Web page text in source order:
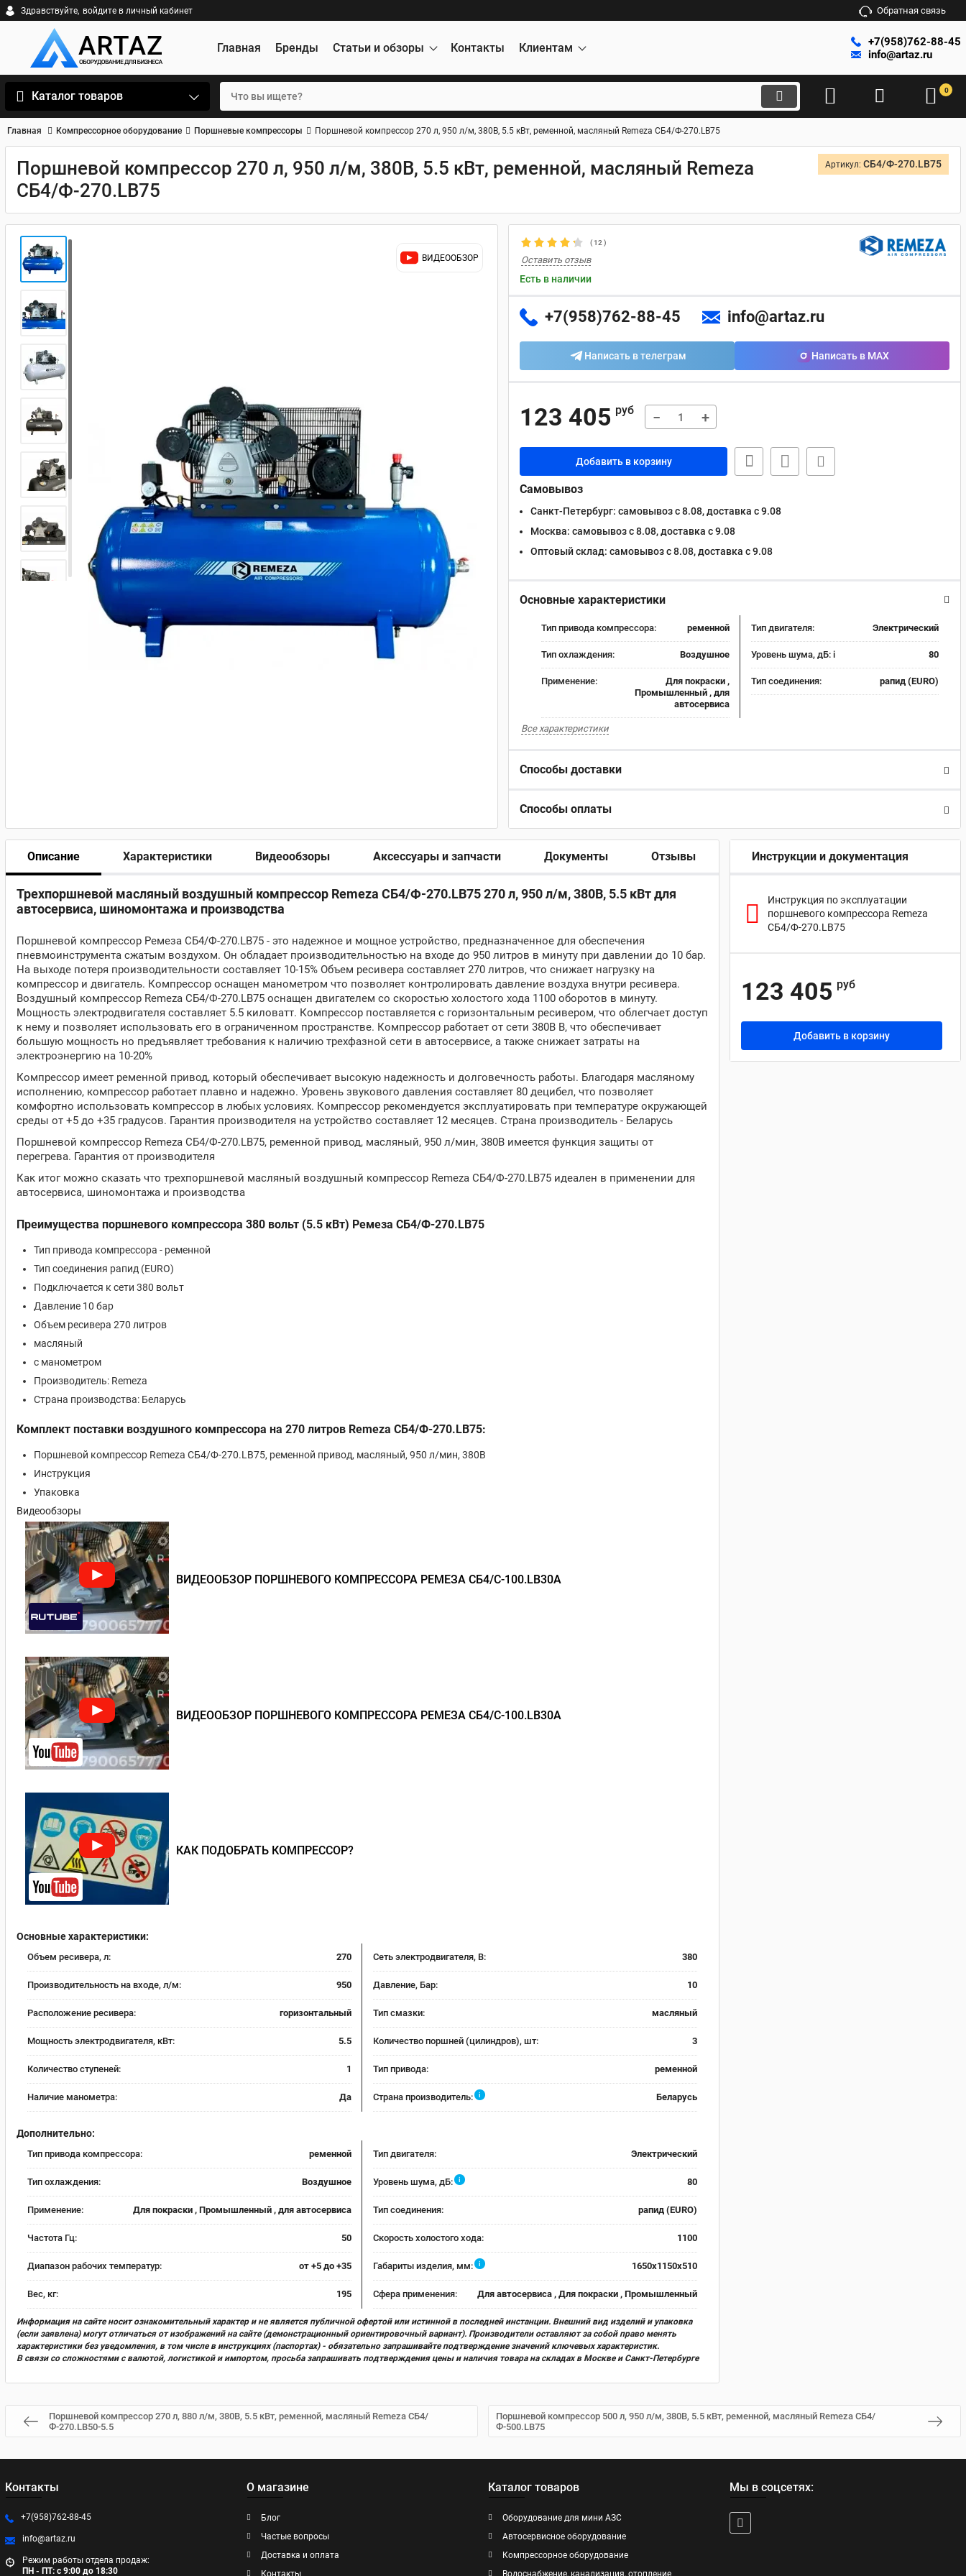
Здравствуйте, войдите в личный кабинет Обратная связь
Главная Бренды Статьи и обзоры Контакты Клиентам
+7(958)762-88-45
info@artaz.ru
Каталог товаров 0
Главная Компрессорное оборудование Поршневые компрессоры Поршневой компрессор 270 л, 950 л/м, 380В, 5.5 кВт, ременной, масляный Remeza СБ4/Ф-270.LB75
Поршневой компрессор 270 л, 950 л/м, 380В, 5.5 кВт, ременной, масляный Remeza
СБ4/Ф-270.LB75
Артикул: СБ4/Ф-270.LB75
ВИДЕООБЗОР
(12 )
Оставить отзыв
Есть в наличии
+7(958)762-88-45 info@artaz.ru
Написать в телеграм Написать в MAX
123 405 руб − +
Добавить в корзину
Самовывоз
Санкт-Петербург: самовывоз с 8.08, доставка c 9.08
Москва: самовывоз с 8.08, доставка c 9.08
Оптовый склад: самовывоз с 8.08, доставка c 9.08
Основные характеристики
Тип привода компрессора: ременной Тип двигателя: Электрический
Тип охлаждения: Воздушное Уровень шума, дБ: i 80
Применение:
Для покраски ,
Промышленный , для
автосервиса
Тип соединения: рапид (EURO)
Все характеристики
Способы доставки
Способы оплаты
Описание Характеристики Видеообзоры Аксессуары и запчасти Документы Отзывы
Трехпоршневой масляный воздушный компрессор Remeza СБ4/Ф-270.LB75 270 л, 950 л/м, 380В, 5.5 кВт для
автосервиса, шиномонтажа и производства
Поршневой компрессор Ремеза СБ4/Ф-270.LB75 - это надежное и мощное устройство, предназначенное для обеспечения
пневмоинструмента сжатым воздухом. Он обладает производительностью на входе до 950 литров в минуту при давлении до 10 бар.
На выходе потеря производительности составляет 10-15% Объем ресивера составляет 270 литров, что снижает нагрузку на
компрессор и двигатель. Компрессор оснащен манометром что позволяет контролировать давление воздуха внутри ресивера.
Воздушный компрессор Remeza СБ4/Ф-270.LB75 оснащен двигателем со скоростью холостого хода 1100 оборотов в минуту.
Мощность электродвигателя составляет 5.5 киловатт. Компрессор поставляется c горизонтальным ресивером, что облегчает доступ
к нему и позволяет использовать его в ограниченном пространстве. Компрессор работает от сети 380В В, что обеспечивает
большую мощность но предъявляет требования к наличию трехфазной сети в автосервисе, а также снижает затраты на
электроэнергию на 10-20%
Компрессор имеет ременной привод, который обеспечивает высокую надежность и долговечность работы. Благодаря масляному
исполнению, компрессор работает плавно и надежно. Уровень звукового давления составляет 80 децибел, что позволяет
комфортно использовать компрессор в любых условиях. Компрессор рекомендуется эксплуатировать при температуре окружающей
среды от +5 до +35 градусов. Гарантия производителя на устройство составляет 12 месяцев. Страна производитель - Беларусь
Поршневой компрессор Remeza СБ4/Ф-270.LB75, ременной привод, масляный, 950 л/мин, 380В имеется функция защиты от
перегрева. Гарантия от производителя
Как итог можно сказать что трехпоршневой масляный воздушный компрессор Remeza СБ4/Ф-270.LB75 идеален в применении для
автосервиса, шиномонтажа и производства
Преимущества поршневого компрессора 380 вольт (5.5 кВт) Ремеза СБ4/Ф-270.LB75
Тип привода компрессора - ременной
Тип соединения рапид (EURO)
Подключается к сети 380 вольт
Давление 10 бар
Объем ресивера 270 литров
масляный
с манометром
Производитель: Remeza
Страна производства: Беларусь
Комплект поставки воздушного компрессора на 270 литров Remeza СБ4/Ф-270.LB75:
Поршневой компрессор Remeza СБ4/Ф-270.LB75, ременной привод, масляный, 950 л/мин, 380В
Инструкция
Упаковка
Видеообзоры
ВИДЕООБЗОР ПОРШНЕВОГО КОМПРЕССОРА РЕМЕЗА СБ4/С-100.LB30A
ВИДЕООБЗОР ПОРШНЕВОГО КОМПРЕССОРА РЕМЕЗА СБ4/С-100.LB30A
КАК ПОДОБРАТЬ КОМПРЕССОР?
Основные характеристики:
Объем ресивера, л: 270 Сеть электродвигателя, В: 380
Производительность на входе, л/м: 950 Давление, Бар: 10
Расположение ресивера: горизонтальный Тип смазки: масляный
Мощность электродвигателя, кВт: 5.5 Количество поршней (цилиндров), шт: 3
Количество ступеней: 1 Тип привода: ременной
Наличие манометра: Да Страна производитель: i Беларусь
Дополнительно:
Тип привода компрессора: ременной Тип двигателя: Электрический
Тип охлаждения: Воздушное Уровень шума, дБ: i 80
Применение: Для покраски , Промышленный , для автосервиса Тип соединения: рапид (EURO)
Частота Гц: 50 Скорость холостого хода: 1100
Диапазон рабочих температур: от +5 до +35 Габариты изделия, мм: i 1650x1150x510
Вес, кг: 195 Сфера применения: Для автосервиса , Для покраски , Промышленный
Информация на сайте носит ознакомительный характер и не является публичной офертой или истинной в последней инстанции. Внешний вид изделий и упаковка
(если заявлена) могут отличаться от изображений на сайте (демонстрационный ориентировочный вариант). Производители оставляют за собой право менять
характеристики без уведомления, в том числе в инструкциях (паспортах) - обязательно запрашивайте подтверждение значений ключевых характеристик.
В связи со сложностями с валютой, логистикой и импортом, просьба запрашивать подтверждения цены и наличия товара на складах в Москве и Санкт-Петербурге
Инструкции и документация
Инструкция по эксплуатации
поршневого компрессора Remeza
СБ4/Ф-270.LB75
123 405 руб
Добавить в корзину
Поршневой компрессор 270 л, 880 л/м, 380В, 5.5 кВт, ременной, масляный Remeza СБ4/
Ф-270.LB50-5.5
Поршневой компрессор 500 л, 950 л/м, 380В, 5.5 кВт, ременной, масляный Remeza СБ4/
Ф-500.LB75
Контакты
+7(958)762-88-45
info@artaz.ru
Режим работы отдела продаж:
ПН - ПТ: с 9:00 до 18:30
О магазине
Блог
Частые вопросы
Доставка и оплата
Контакты
Каталог товаров
Оборудование для мини АЗС
Автосервисное оборудование
Компрессорное оборудование
Водоснабжение, канализация, отопление
Мы в соцсетях: